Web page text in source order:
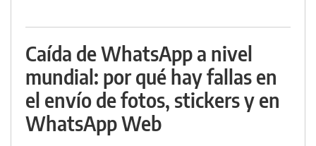
Caída de WhatsApp a nivel
mundial: por qué hay fallas en
el envío de fotos, stickers y en
WhatsApp Web